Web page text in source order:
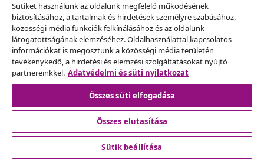
vidaXL
Fedezz fel többet
Sütiket használunk az oldalunk megfelelő működésének
biztosításához, a tartalmak és hirdetések személyre szabásához,
közösségi média funkciók felkínálásához és az oldalunk
látogatottságának elemzéséhez. Oldalhasználattal kapcsolatos
információkat is megosztunk a közösségi média területén
tevékenykedő, a hirdetési és elemzési szolgáltatásokat nyújtó
partnereinkkel. Adatvédelmi és süti nyilatkozat
Összes süti elfogadása
Összes elutasítása
Sütik beállítása